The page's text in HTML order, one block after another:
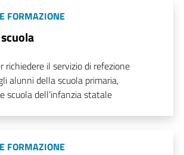
FORMAZIONE
richiedere il servizio di refezione
alunni della scuola primaria,
scuola dell’infanzia statale
FORMAZIONE